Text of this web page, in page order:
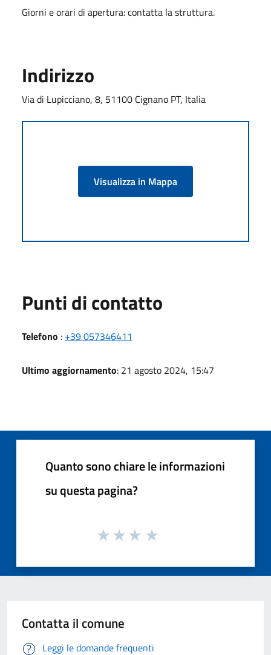
Giorni e orari di apertura: contatta la struttura.
Indirizzo
Via di Lupicciano, 8, 51100 Cignano PT, Italia
Visualizza in Mappa
Punti di contatto
Telefono : +39 057346411
Ultimo aggiornamento: 21 agosto 2024, 15:47
Quanto sono chiare le informazioni
su questa pagina?
Contatta il comune
Leggi le domande frequenti